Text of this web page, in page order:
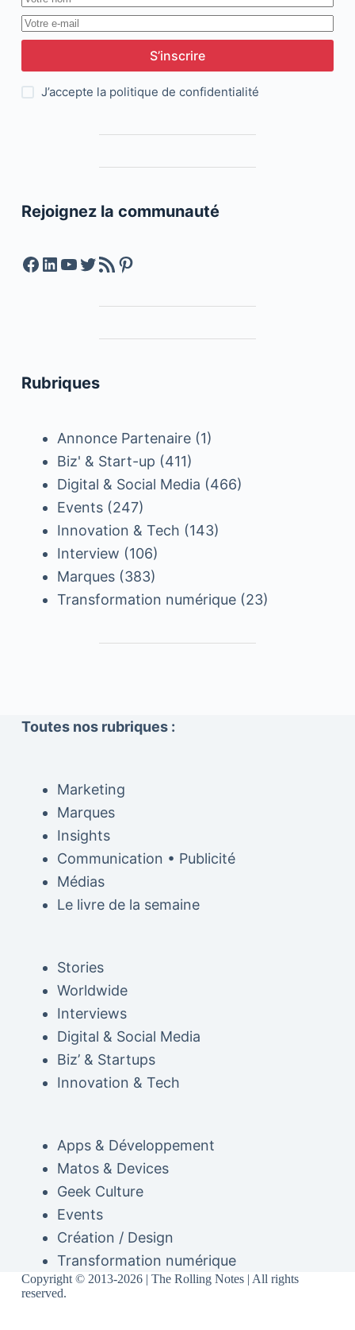
S’inscrire
J’accepte la politique de confidentialité
Rejoignez la communauté
Facebook
LinkedIn
YouTube
Twitter
Feed RSSPinterest
Rubriques
Annonce Partenaire(1)
Biz' & Start-up (411)
Digital & Social Media (466)
Events(247)
Innovation & Tech (143)
Interview (106)
Marques(383)
Transformation numérique(23)
Toutes nos rubriques :
Marketing
Marques
Insights
Communication • Publicité
Médias
Le livre de la semaine
Stories
Worldwide
Interviews
Digital & Social Media
Biz’ & Startups
Innovation & Tech
Apps & Développement
Matos & Devices
Geek Culture
Events
Création / Design
Transformation numérique
Copyright © 2013-2026 | The Rolling Notes | All rights
reserved.